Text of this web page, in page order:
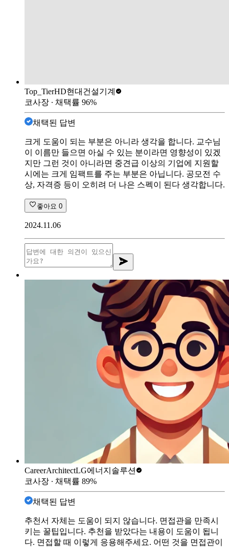
Top_TierHD현대건설기계
코사장 ∙ 채택률 96%
채택된 답변
크게 도움이 되는 부분은 아니라 생각을 합니다. 교수님
이 이름만 들으면 아실 수 있는 분이라면 영향성이 있겠
지만 그런 것이 아니라면 중견급 이상의 기업에 지원할
시에는 크게 임팩트를 주는 부분은 아닙니다. 공모전 수
상, 자격증 등이 오히려 더 나은 스펙이 된다 생각합니다.
좋아요 0
2024.11.06
CareerArchitectLG에너지솔루션
코사장 ∙ 채택률 89%
채택된 답변
추천서 자체는 도움이 되지 않습니다. 면접관을 만족시
키는 꿀팁입니다. 추천을 받았다는 내용이 도움이 됩니
다. 면접할 때 이렇게 응용해주세요. 어떤 것을 면접관이